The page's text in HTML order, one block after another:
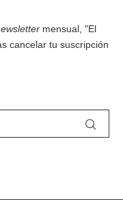
mensual, "El
cancelar tu suscripción